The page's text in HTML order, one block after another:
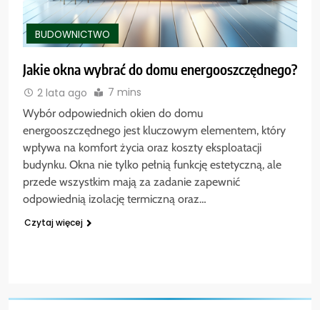
BUDOWNICTWO
Jakie okna wybrać do domu energooszczędnego?
2 lata ago 7 mins
Wybór odpowiednich okien do domu
energooszczędnego jest kluczowym elementem, który
wpływa na komfort życia oraz koszty eksploatacji
budynku. Okna nie tylko pełnią funkcję estetyczną, ale
przede wszystkim mają za zadanie zapewnić
odpowiednią izolację termiczną oraz…
Czytaj więcej